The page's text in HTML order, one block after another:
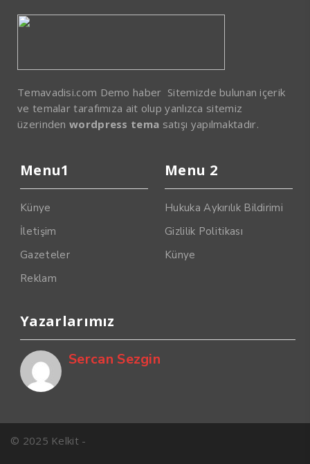
Temavadisi.com Demo haber Sitemizde bulunan içerik
ve temalar tarafımıza ait olup yanlızca sitemiz
üzerinden wordpress tema satışı yapılmaktadır.
Menu1
Künye
İletişim
Gazeteler
Reklam
Menu 2
Hukuka Aykırılık Bildirimi
Gizlilik Politikası
Künye
Yazarlarımız
Sercan Sezgin
© 2025 Kelkit -